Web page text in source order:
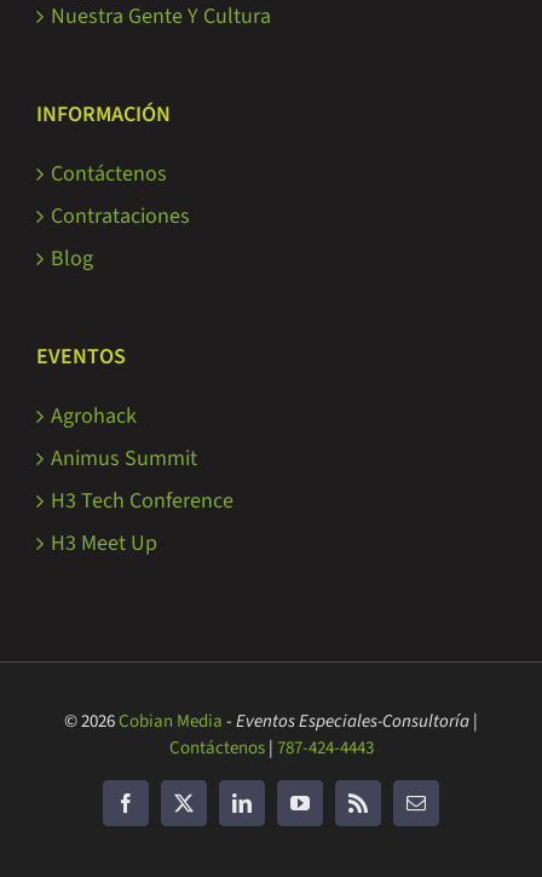
Nuestra Gente Y Cultura
INFORMACIÓN
Contáctenos
Contrataciones
Blog
EVENTOS
Agrohack
Animus Summit
H3 Tech Conference
H3 Meet Up
© 2026Cobian Media-Eventos Especiales-Consultoría|
Contáctenos|787-424-4443
FacebookTwitterLinkedInYouTubeRss
Correo
electrónico